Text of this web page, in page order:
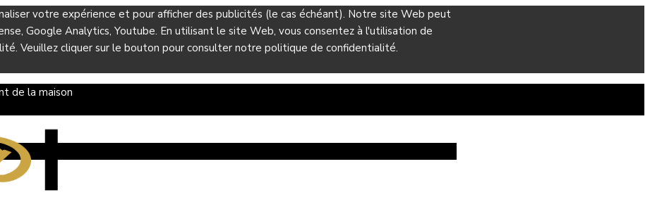
votre expérience et pour afficher des publicités (le cas échéant). Notre site Web peut
Google Analytics, Youtube. En utilisant le site Web, vous consentez à l'utilisation de
Veuillez cliquer sur le bouton pour consulter notre politique de confidentialité.
de la maison